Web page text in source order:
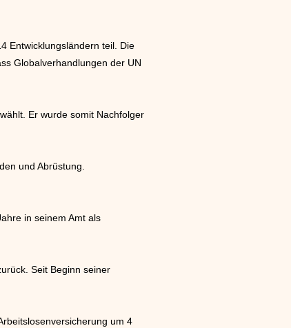
Entwicklungsländern teil. Die
Globalverhandlungen der UN
Er wurde somit Nachfolger
und Abrüstung.
in seinem Amt als
Seit Beginn seiner
um 4